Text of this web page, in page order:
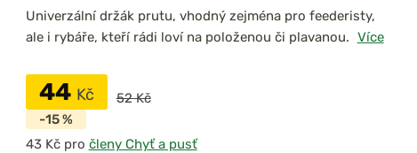
Univerzální držák prutu, vhodný zejména pro feederisty,
ale i rybáře, kteří rádi loví na položenou či plavanou. Více
44 Kč
52 Kč
-15 %
pro členy Chyť a pusť